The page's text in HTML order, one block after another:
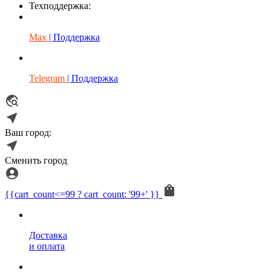
Техподдержка:
Max | Поддержка
Telegram | Поддержка
Ваш город:
Сменить город
{{cart_count<=99 ? cart_count: '99+' }}
Доставка
и оплата